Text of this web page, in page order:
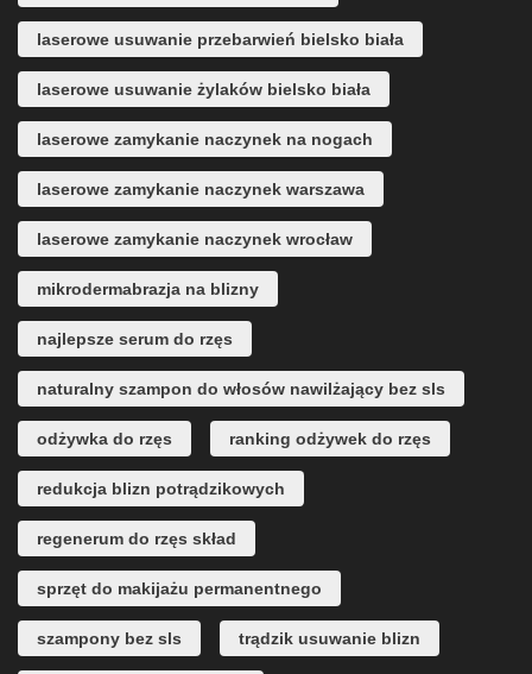
laserowe usuwanie przebarwień bielsko biała
laserowe usuwanie żylaków bielsko biała
laserowe zamykanie naczynek na nogach
laserowe zamykanie naczynek warszawa
laserowe zamykanie naczynek wrocław
mikrodermabrazja na blizny
najlepsze serum do rzęs
naturalny szampon do włosów nawilżający bez sls
odżywka do rzęs ranking odżywek do rzęs
redukcja blizn potrądzikowych
regenerum do rzęs skład
sprzęt do makijażu permanentnego
szampony bez sls trądzik usuwanie blizn